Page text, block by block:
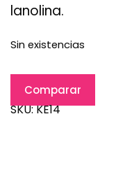
lanolina.
Sin existencias
Comparar
SKU:KE14